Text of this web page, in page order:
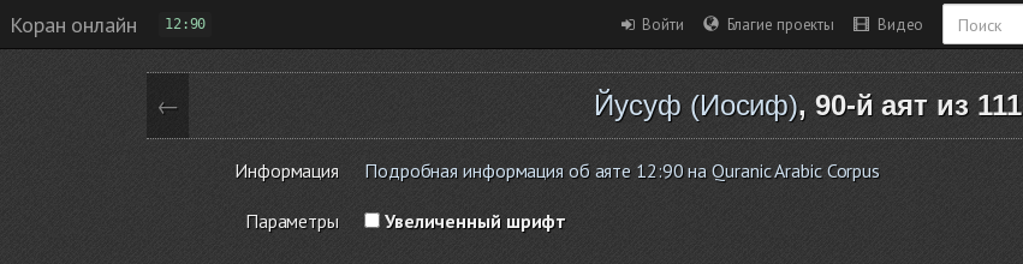
Коран онлайн 12:90 Войти Благие проекты Видео
← Йусуф (Иосиф), 90-й аят из 111
Информация Подробная информация об аяте 12:90 на Quranic Arabic Corpus
Параметры Увеличенный шрифт